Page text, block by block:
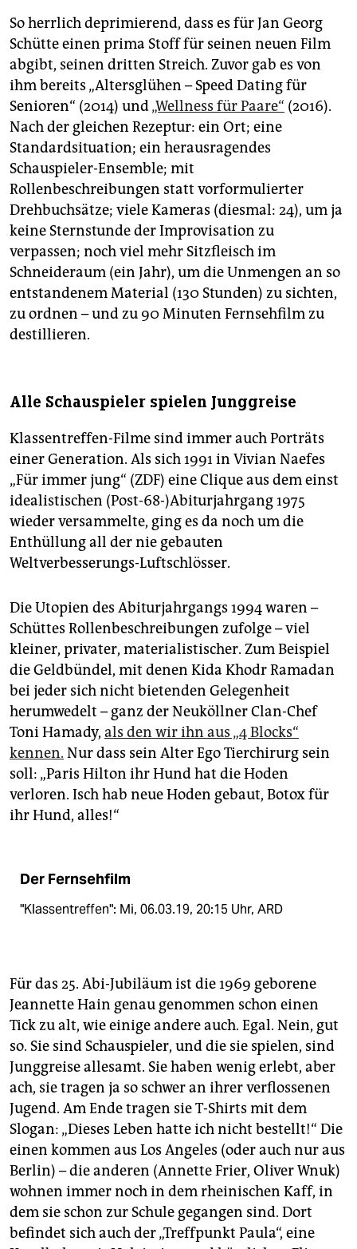
So herrlich deprimierend, dass es für Jan Georg
Schütte einen prima Stoff für seinen neuen Film
abgibt, seinen dritten Streich. Zuvor gab es von
ihm bereits „Altersglühen – Speed Dating für
Senioren“ (2014) und„Wellness für Paare“ (2016).
Nach der gleichen Rezeptur: ein Ort; eine
Standardsituation; ein herausragendes
Schauspieler-Ensemble; mit
Rollenbeschreibungen statt vorformulierter
Drehbuchsätze; viele Kameras (diesmal: 24), um ja
keine Sternstunde der Improvisation zu
verpassen; noch viel mehr Sitzfleisch im
Schneideraum (ein Jahr), um die Unmengen an so
entstandenem Material (130 Stunden) zu sichten,
zu ordnen – und zu 90 Minuten Fernsehfilm zu
destillieren.
Alle Schauspieler spielen Junggreise
Klassentreffen-Filme sind immer auch Porträts
einer Generation. Als sich 1991 in Vivian Naefes
„Für immer jung“ (ZDF) eine Clique aus dem einst
idealistischen (Post-68-)Abiturjahrgang 1975
wieder versammelte, ging es da noch um die
Enthüllung all der nie gebauten
Weltverbesserungs-Luftschlösser.
Die Utopien des Abiturjahrgangs 1994 waren –
Schüttes Rollenbeschreibungen zufolge – viel
kleiner, privater, materialistischer. Zum Beispiel
die Geldbündel, mit denen Kida Khodr Ramadan
bei jeder sich nicht bietenden Gelegenheit
herumwedelt – ganz der Neuköllner Clan-Chef
Toni Hamady, als den wir ihn aus „4 Blocks“
kennen. Nur dass sein Alter Ego Tierchirurg sein
soll: „Paris Hilton ihr Hund hat die Hoden
verloren. Isch hab neue Hoden gebaut, Botox für
ihr Hund, alles!“
Der Fernsehfilm
"Klassentreffen": Mi, 06.03.19, 20:15 Uhr, ARD
Für das 25. Abi-Jubiläum ist die 1969 geborene
Jeannette Hain genau genommen schon einen
Tick zu alt, wie einige andere auch. Egal. Nein, gut
so. Sie sind Schauspieler, und die sie spielen, sind
Junggreise allesamt. Sie haben wenig erlebt, aber
ach, sie tragen ja so schwer an ihrer verflossenen
Jugend. Am Ende tragen sie T-Shirts mit dem
Slogan: „Dieses Leben hatte ich nicht bestellt!“ Die
einen kommen aus Los Angeles (oder auch nur aus
Berlin) – die anderen (Annette Frier, Oliver Wnuk)
wohnen immer noch in dem rheinischen Kaff, in
dem sie schon zur Schule gegangen sind. Dort
befindet sich auch der „Treffpunkt Paula“, eine